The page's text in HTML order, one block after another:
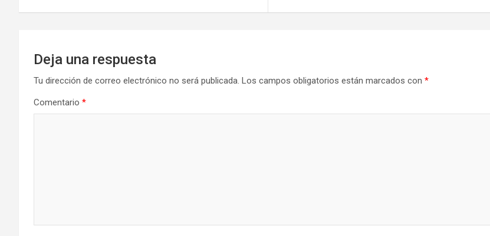
entradas
Deja una respuesta
Tu dirección de correo electrónico no será publicada. Los campos obligatorios están marcados con *
Comentario *